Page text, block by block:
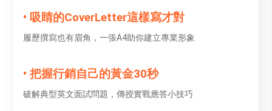
• 吸睛的CoverLetter這樣寫才對
履歷撰寫也有眉角，一張A4助你建立專業形象
• 把握行銷自己的黃金30秒
破解典型英文面試問題，傳授實戰應答小技巧